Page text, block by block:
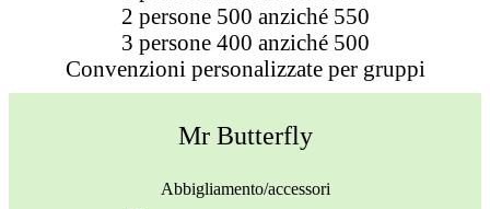
2 persone 500 anziché 550
3 persone 400 anziché 500
Convenzioni personalizzate per gruppi
Mr Butterfly
Abbigliamento/accessori